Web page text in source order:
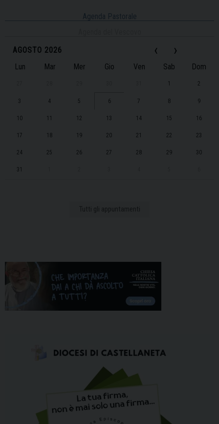
Agenda Pastorale
‹
AGOSTO 2026 ›
Lun Mar Mer Gio Ven Sab Dom
1 2
3 4 5 6 7 8 9
10 11 12 13 14 15 16
17 18 19 20 21 22 23
24 25 26 27 28 29 30
31
Tutti gli appuntamenti